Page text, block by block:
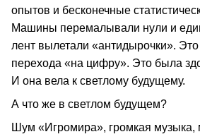
опытов и бесконечные
Машины перемалывали нули и
лент вылетали «антидырочки».
перехода «на цифру». Это была
И она вела к светлому будущему.
А что же в светлом будущем?
Шум «Игромира», громкая музыка,